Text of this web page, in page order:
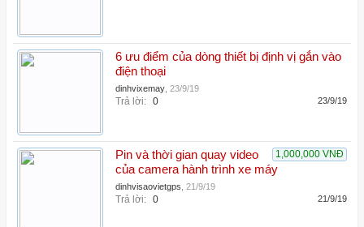
6 ưu điểm của dòng thiết bị định vị gắn vào
điện thoại
dinhvixemay 23/9/19
Trả lời: 0 23/9/19
1,000,000 VNĐ
Pin và thời gian quay video
của camera hành trình xe máy
dinhvisaovietgps 21/9/19
Trả lời: 0 21/9/19